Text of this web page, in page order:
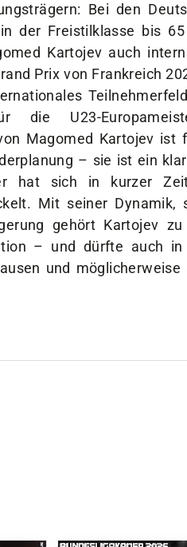
Bei den
der Freistilklasse bis
Kartojev auch
Prix von Frankreich
die U23-
Magomed Kartojev ist
– sie ist ein
hat sich in kurzer
Mit seiner Dynamik,
gehört Kartojev
– und dürfte auch
und